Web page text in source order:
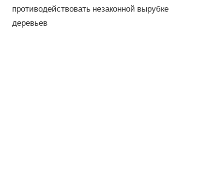
противодействовать незаконной вырубке
деревьев